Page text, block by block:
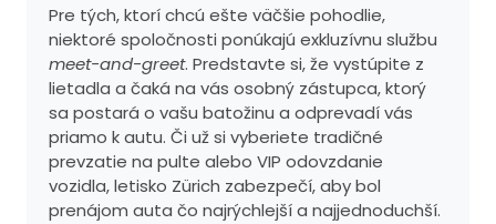
Pre tých, ktorí chcú ešte väčšie pohodlie,
niektoré spoločnosti ponúkajú exkluzívnu službu
meet-and-greet. Predstavte si, že vystúpite z
lietadla a čaká na vás osobný zástupca, ktorý
sa postará o vašu batožinu a odprevadí vás
priamo k autu. Či už si vyberiete tradičné
prevzatie na pulte alebo VIP odovzdanie
vozidla, letisko Zürich zabezpečí, aby bol
prenájom auta čo najrýchlejší a najjednoduchší.